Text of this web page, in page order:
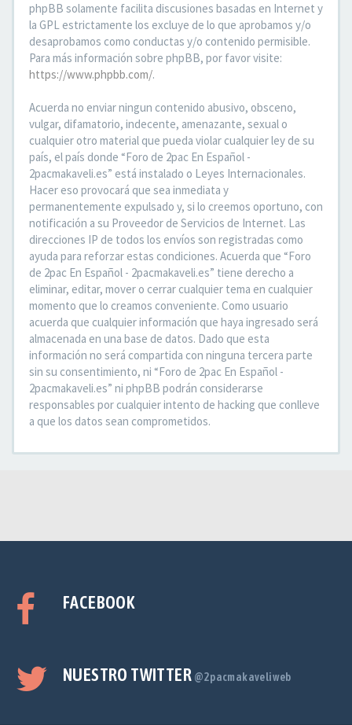
phpBB solamente facilita discusiones basadas en Internet y
la GPL estrictamente los excluye de lo que aprobamos y/o
desaprobamos como conductas y/o contenido permisible.
Para más información sobre phpBB, por favor visite:
https://www.phpbb.com/.
Acuerda no enviar ningun contenido abusivo, obsceno,
vulgar, difamatorio, indecente, amenazante, sexual o
cualquier otro material que pueda violar cualquier ley de su
país, el país donde “Foro de 2pac En Español -
2pacmakaveli.es” está instalado o Leyes Internacionales.
Hacer eso provocará que sea inmediata y
permanentemente expulsado y, si lo creemos oportuno, con
notificación a su Proveedor de Servicios de Internet. Las
direcciones IP de todos los envíos son registradas como
ayuda para reforzar estas condiciones. Acuerda que “Foro
de 2pac En Español - 2pacmakaveli.es” tiene derecho a
eliminar, editar, mover o cerrar cualquier tema en cualquier
momento que lo creamos conveniente. Como usuario
acuerda que cualquier información que haya ingresado será
almacenada en una base de datos. Dado que esta
información no será compartida con ninguna tercera parte
sin su consentimiento, ni “Foro de 2pac En Español -
2pacmakaveli.es” ni phpBB podrán considerarse
responsables por cualquier intento de hacking que conlleve
a que los datos sean comprometidos.
FACEBOOK
NUESTRO TWITTER @2pacmakaveliweb